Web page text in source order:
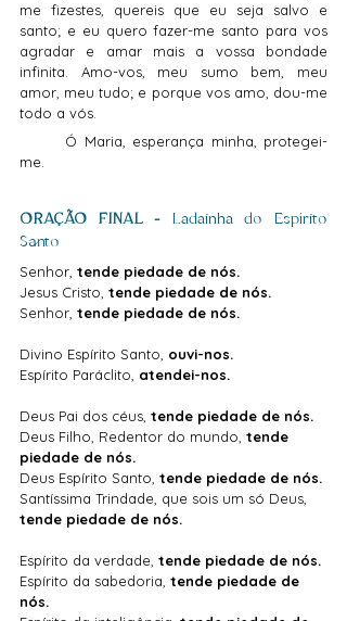
me fizestes, quereis que eu seja salvo e
santo; e eu quero fazer-me santo para vos
agradar e amar mais a vossa bondade
infinita. Amo-vos, meu sumo bem, meu
amor, meu tudo; e porque vos amo, dou-me
todo a vós.
me.
ORAÇÃO FINAL - Ladainha do Espírito
Santo
Senhor, tende piedade de nós.
Jesus Cristo, tende piedade de nós.
Senhor, tende piedade de nós.
Divino Espírito Santo, ouvi-nos.
Espírito Paráclito, atendei-nos.
Deus Pai dos céus, tende piedade de nós.
Deus Filho, Redentor do mundo, tende
piedade de nós.
Deus Espírito Santo, tende piedade de nós.
Santíssima Trindade, que sois um só Deus,
tende piedade de nós.
Espírito da verdade, tende piedade de nós.
Espírito da sabedoria, tende piedade de
nós.